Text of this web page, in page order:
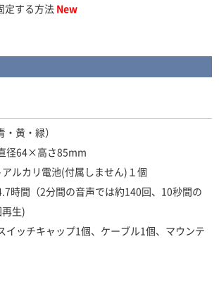
定する方法 New
黄・緑）
径64×高さ85mm
ルカリ電池(付属しません)１個
時間（2分間の音声では約140回、10秒間の
生)
イッチキャップ1個、ケーブル1個、マウンテ